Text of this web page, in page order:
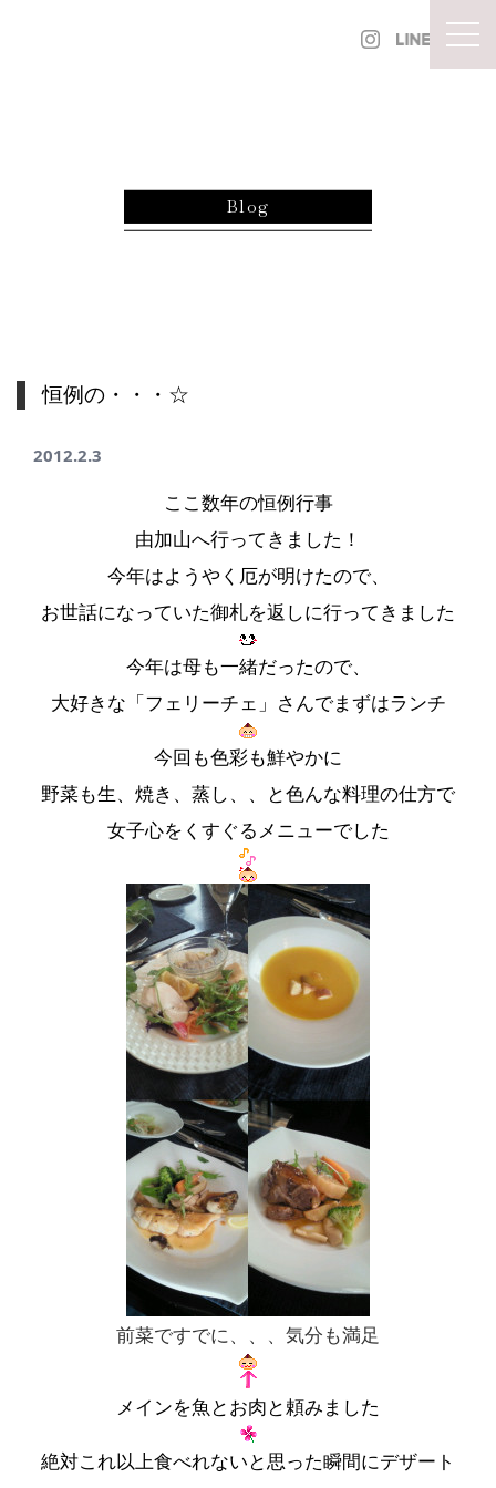
Blog
恒例の・・・☆
2012.2.3
ここ数年の恒例行事
由加山へ行ってきました！
今年はようやく厄が明けたので、
お世話になっていた御札を返しに行ってきました
今年は母も一緒だったので、
大好きな「フェリーチェ」さんでまずはランチ
今回も色彩も鮮やかに
野菜も生、焼き、蒸し、、と色んな料理の仕方で
女子心をくすぐるメニューでした
前菜ですでに、、、気分も満足
メインを魚とお肉と頼みました
絶対これ以上食べれないと思った瞬間にデザート